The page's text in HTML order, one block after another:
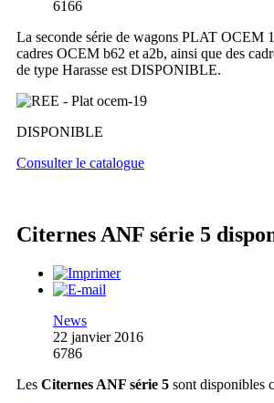
6166
La seconde série de wagons PLAT OCEM
cadres OCEM b62 et a2b, ainsi que des
de type Harasse est DISPONIBLE.
DISPONIBLE
Consulter le catalogue
Citernes ANF série 5
News
22 janvier 2016
6786
Les Citernes ANF série 5 sont disponibles